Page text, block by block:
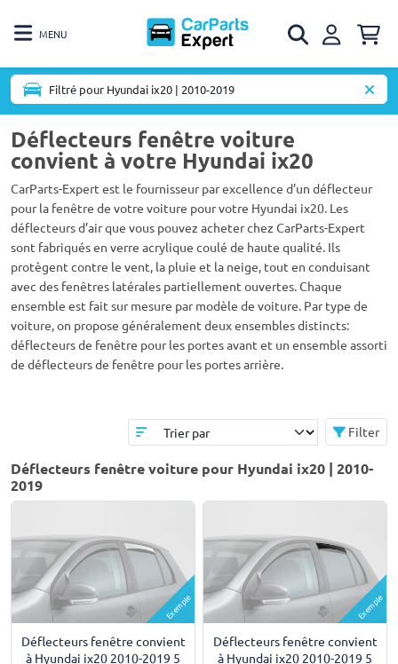
MENU
Filtré pour Hyundai ix20 | 2010-2019
Déflecteurs fenêtre voiture
convient à votre Hyundai ix20
CarParts-Expert est le fournisseur par excellence d’un déflecteur
pour la fenêtre de votre voiture pour votre Hyundai ix20. Les
déflecteurs d’air que vous pouvez acheter chez CarParts-Expert
sont fabriqués en verre acrylique coulé de haute qualité. Ils
protègent contre le vent, la pluie et la neige, tout en conduisant
avec des fenêtres latérales partiellement ouvertes. Chaque
ensemble est fait sur mesure par modèle de voiture. Par type de
voiture, on propose généralement deux ensembles distincts:
déflecteurs de fenêtre pour les portes avant et un ensemble assorti
de déflecteurs de fenêtre pour les portes arrière.
Filter
Déflecteurs fenêtre voiture pour Hyundai ix20 | 2010-
2019
Exemple
Déflecteurs fenêtre convient
à Hyundai ix20 2010-2019 5
Exemple
Déflecteurs fenêtre convient
à Hyundai ix20 2010-2019 5